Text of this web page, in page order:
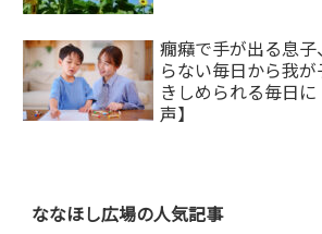
癇癪で手が出る息
らない毎日から我
きしめられる毎日
声】
ななほし広場の人気記事